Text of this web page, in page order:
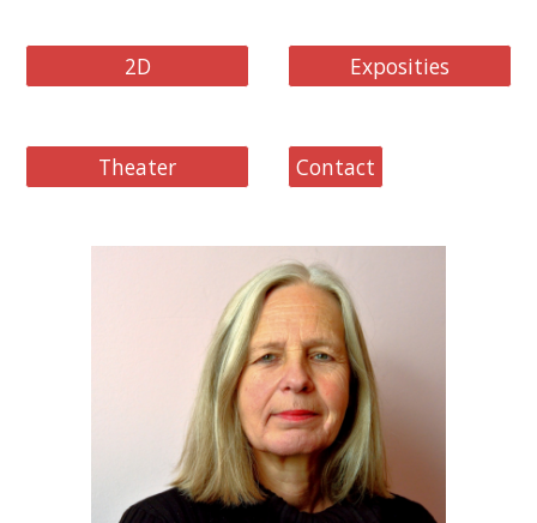
2D Exposities
Theater Contact